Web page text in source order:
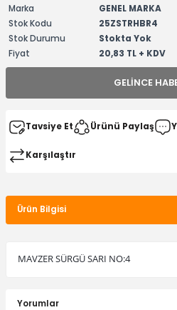
Marka
GENEL MARKA
Stok Kodu
25ZSTRHBR4
Stok Durumu
Stokta Yok
Fiyat
20,83 TL + KDV
GELINCE
Tavsiye Et Ürünü Paylaş
Karşılaştır
Ürün Bilgisi
MAVZER SÜRGÜ SARI NO:4
Yorumlar